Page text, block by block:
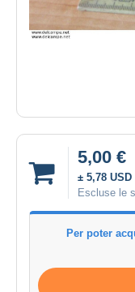
5,00 €
± 5,78 USD
Escluse le
Per poter